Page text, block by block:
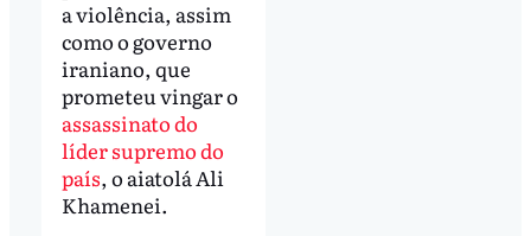
a violência, assim
como o governo
iraniano, que
prometeu vingar o
assassinato do
líder supremo do
país, o aiatolá Ali
Khamenei.